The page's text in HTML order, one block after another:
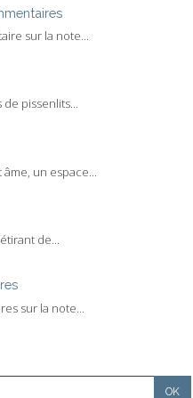
sur la note...
de pissenlits...
un espace...
de...
sur la note...